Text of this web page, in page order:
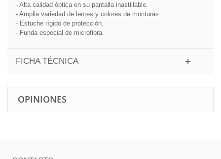
- Alta calidad óptica en su pantalla inastillable.
- Amplia variedad de lentes y colores de monturas.
- Estuche rígido de protección.
- Funda especial de microfibra.
FICHA TÉCNICA
OPINIONES